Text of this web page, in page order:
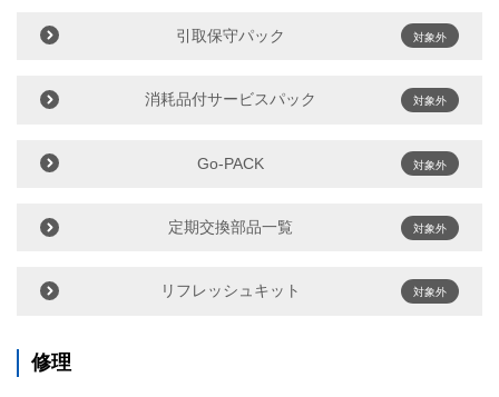
引取保守パック 対象外
消耗品付サービスパック 対象外
Go-PACK 対象外
定期交換部品一覧 対象外
リフレッシュキット 対象外
修理